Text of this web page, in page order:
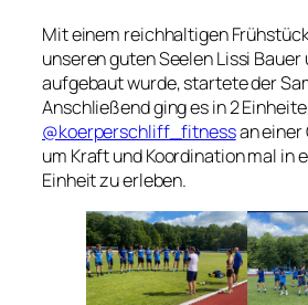
Mit einem reichhaltigen
unseren guten Seelen Lissi
aufgebaut wurde, startete der
Anschließend ging es in 2
@koerperschliff_fitnessan einer
um Kraft und Koordination mal in
Einheit zu erleben.